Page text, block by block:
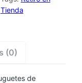
Tienda
(0)
de